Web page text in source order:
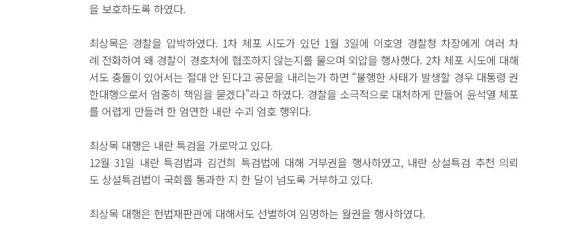
을 보호하도록 하였다.
최상목은 경찰을 압박하였다. 1차 체포 시도가 있던 1월 3일에 이호영 경찰청 차장에게 여러 차
례 전화하여 왜 경찰이 경호처에 협조하지 않는지를 물으며 외압을 행사했다. 2차 체포 시도에 대해
서도 충돌이 있어서는 절대 안 된다고 공문을 내리는가 하면 “불행한 사태가 발생할 경우 대통령 권
한대행으로서 엄중히 책임을 묻겠다”라고 하였다. 경찰을 소극적으로 대처하게 만들어 윤석열 체포
를 어렵게 만들려 한 엄연한 내란 수괴 엄호 행위다.
최상목 대행은 내란 특검을 가로막고 있다.
12월 31일 내란 특검법과 김건희 특검법에 대해 거부권을 행사하였고, 내란 상설특검 추천 의뢰
도 상설특검법이 국회를 통과한 지 한 달이 넘도록 거부하고 있다.
최상목 대행은 헌법재판관에 대해서도 선별하여 임명하는 월권을 행사하였다.